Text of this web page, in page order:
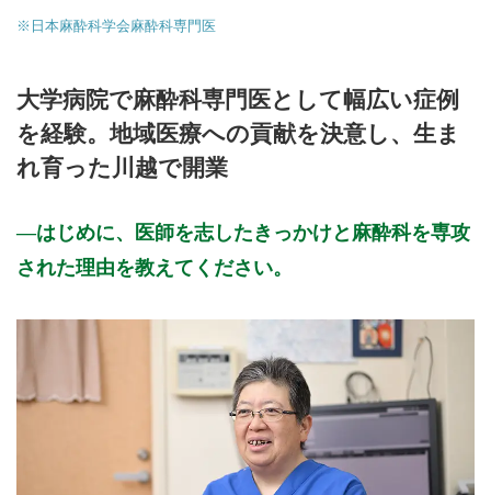
※日本麻酔科学会麻酔科専門医
大学病院で麻酔科専門医として幅広い症例
を経験。地域医療への貢献を決意し、生ま
れ育った川越で開業
はじめに、医師を志したきっかけと麻酔科を専攻
された理由を教えてください。